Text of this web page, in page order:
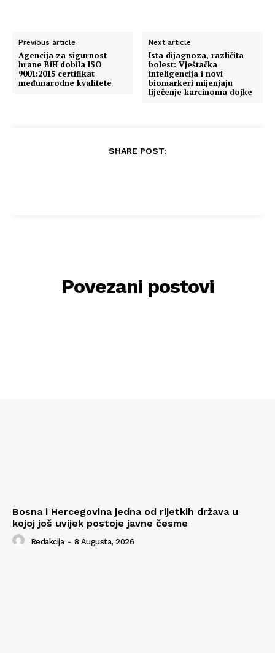
Previous article
Agencija za sigurnost
hrane BiH dobila ISO
9001:2015 certifikat
međunarodne kvalitete
Next article
Ista dijagnoza, različita
bolest: Vještačka
inteligencija i novi
biomarkeri mijenjaju
liječenje karcinoma dojke
SHARE POST:
Povezani postovi
Bosna i Hercegovina jedna od rijetkih država u
kojoj još uvijek postoje javne česme
Redakcija - 8 Augusta, 2026